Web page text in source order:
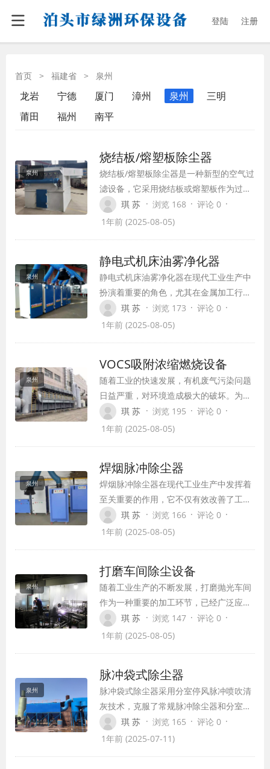
登陆 注册
首页 > 福建省 > 泉州
龙岩 宁德 厦门 漳州 泉州
三明
莆田
福州 南平
泉州
烧结板/熔塑板除尘器
烧结板/熔塑板除尘器是一种新型的空气过
滤设备，它采用烧结板或熔塑板作为过滤
元件，具有高效、稳定、耐腐蚀等特点，
被广泛应用于冶金、化工、建材、水泥、
琪 苏 · 浏览 168 · 评论 0 ·
1年前 (2025-08-05)
泉州
静电式机床油雾净化器
静电式机床油雾净化器在现代工业生产中
扮演着重要的角色，尤其在金属加工行
业，如CNC数控车床、磨床、铣床等，这
些机床在加工过程中会产生大量的油雾，
雾，确保车间空气清洁，提高生产效率，
保障员工健康。
琪 苏 · 浏览 173 · 评论 0 ·
1年前 (2025-08-05)
泉州
VOCS吸附浓缩燃烧设备
随着工业的快速发展，有机废气污染问题
日益严重，对环境造成极大的破坏。为有
效治理有机废气，我国环保企业不断研发
新型设备，其中吸附浓缩燃烧设备成为一
用领域及优势。
琪 苏 · 浏览 195 · 评论 0 ·
1年前 (2025-08-05)
泉州
焊烟脉冲除尘器
焊烟脉冲除尘器在现代工业生产中发挥着
至关重要的作用，它不仅有效改善了工作
环境，保护了操作人员的健康，而且符合
日益严格的环保法规。本文将深入探讨焊
琪 苏 · 浏览 166 · 评论 0 ·
1年前 (2025-08-05)
泉州
打磨车间除尘设备
随着工业生产的不断发展，打磨抛光车间
作为一种重要的加工环节，已经广泛应用
于各行各业的制造领域中。然而，随之而
来的大量粉尘污染问题也愈发突出。为了
本文将探讨打磨抛光车间除尘设备在设计
时需要考虑的因素。
琪 苏 · 浏览 147 · 评论 0 ·
1年前 (2025-08-05)
泉州
脉冲袋式除尘器
脉冲袋式除尘器采用分室停风脉冲喷吹清
灰技术，克服了常规脉冲除尘器和分室反
吹除尘器的缺点，清灰，除尘，排放浓度
低，漏风率小，能耗少，钢耗少，占地面
琪 苏 · 浏览 165 · 评论 0 ·
1年前 (2025-07-11)